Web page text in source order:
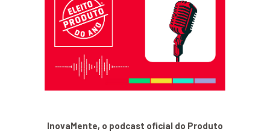
InovaMente, o podcast oficial do Produto